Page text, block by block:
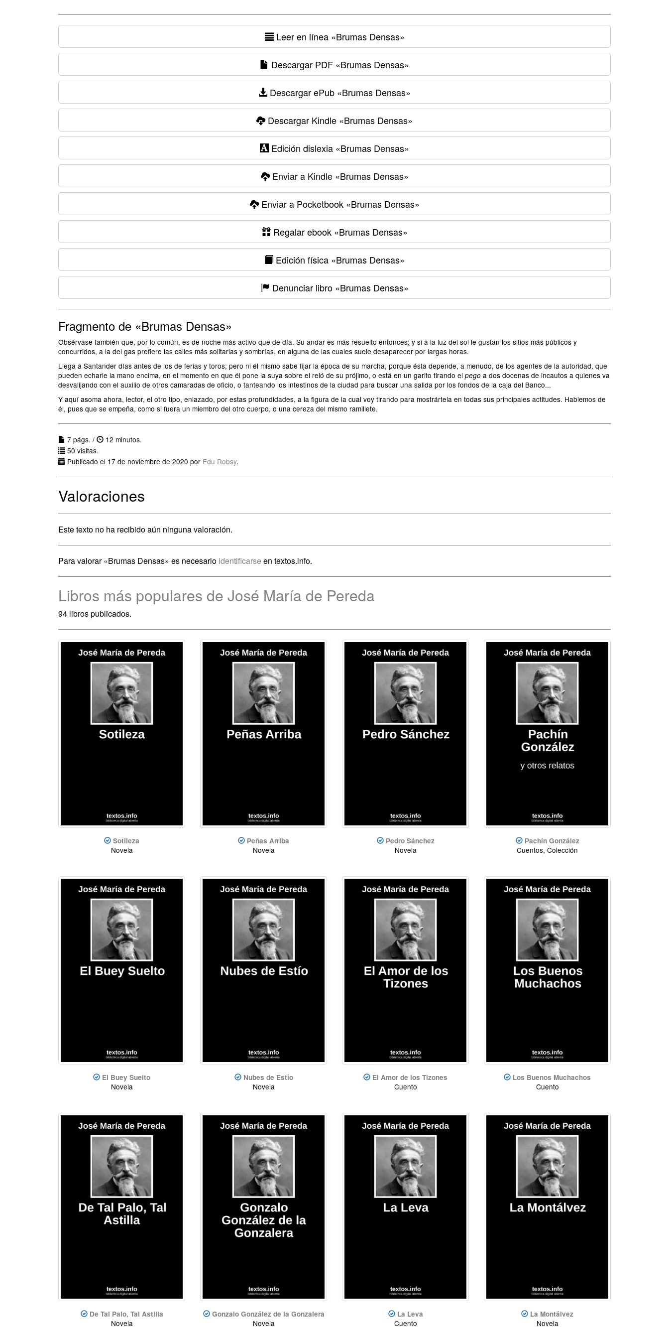
Leer en línea«Brumas Densas»
Descargar PDF «Brumas Densas»
Descargar ePub «Brumas Densas»
Descargar Kindle «Brumas Densas»
Edición dislexia «Brumas Densas»
Enviar a Kindle«Brumas Densas»
Enviar a Pocketbook«Brumas Densas»
Regalar ebook«Brumas Densas»
Edición física «Brumas Densas»
Denunciar libro«Brumas Densas»
Fragmento de «Brumas Densas»
Obsérvase también que, por lo común, es de noche más activo que de día. Su andar es más resuelto entonces; y si a la luz del sol le gustan los sitios más públicos y
concurridos, a la del gas prefiere las calles más solitarias y sombrías, en alguna de las cuales suele desaparecer por largas horas.
Llega a Santander días antes de los de ferias y toros; pero ni él mismo sabe fijar la época de su marcha, porque ésta depende, a menudo, de los agentes de la autoridad, que
pueden echarle la mano encima, en el momento en que él pone la suya sobre el reló de su prójimo, o está en un garito tirando el pego a dos docenas de incautos a quienes va
desvalijando con el auxilio de otros camaradas de oficio, o tanteando los intestinos de la ciudad para buscar una salida por los fondos de la caja del Banco...
Y aquí asoma ahora, lector, el otro tipo, enlazado, por estas profundidades, a la figura de la cual voy tirando para mostrártela en todas sus principales actitudes. Hablemos de
él, pues que se empeña, como si fuera un miembro del otro cuerpo, o una cereza del mismo ramillete.
7 págs. /
12 minutos.
50 visitas.
Publicado el 17 de noviembre de 2020 por Edu Robsy.
Valoraciones
Este texto no ha recibido aún ninguna valoración.
Para valorar «Brumas Densas» es necesario identificarse en textos.info.
Libros más populares de José María de Pereda
94 libros publicados.
Sotileza
Novela
Peñas Arriba
Novela
Pedro Sánchez
Novela
Pachín González
Cuentos, Colección
El Buey Suelto
Novela
Nubes de Estío
Novela
El Amor de los Tizones
Cuento
Los Buenos Muchachos
Cuento
De Tal Palo, Tal Astilla
Novela
Gonzalo González de la Gonzalera
Novela
La Leva
Cuento
La Montálvez
Novela